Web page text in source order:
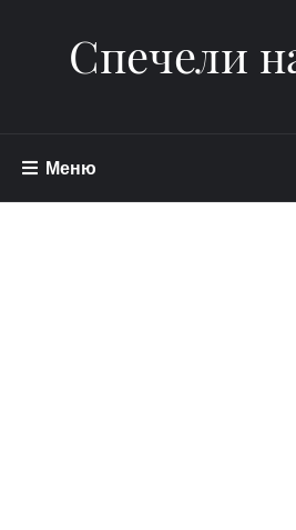
Спечели
Меню